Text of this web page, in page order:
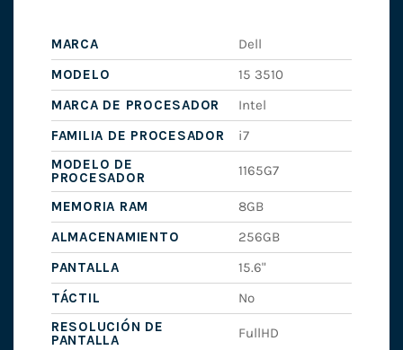
MARCA
Dell
MODELO
15 3510
MARCA DE PROCESADOR
Intel
FAMILIA DE PROCESADOR
i7
MODELO DE
PROCESADOR
1165G7
MEMORIA RAM
8GB
ALMACENAMIENTO
256GB
PANTALLA
15.6"
TÁCTIL
No
RESOLUCIÓN DE
PANTALLA
FullHD